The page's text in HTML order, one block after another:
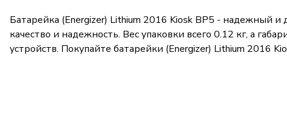
Батарейка (Energizer) Lithium 2016 Kiosk BP5 - надежный и
качество и надежность. Вес упаковки всего 0.12 кг, а
устройств. Покупайте батарейки (Energizer) Lithium 2016